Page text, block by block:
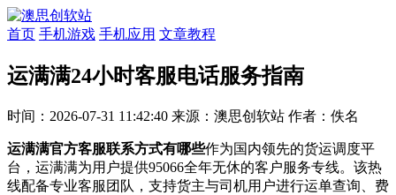
首页 手机游戏 手机应用 文章教程
运满满24小时客服电话服务指南
时间：2026-07-31 11:42:40 来源：澳思创软站 作者：佚名
运满满官方客服联系方式有哪些作为国内领先的货运调度平
台，运满满为用户提供95066全年无休的客户服务专线。该热
线配备专业客服团队，支持货主与司机用户进行运单查询、费